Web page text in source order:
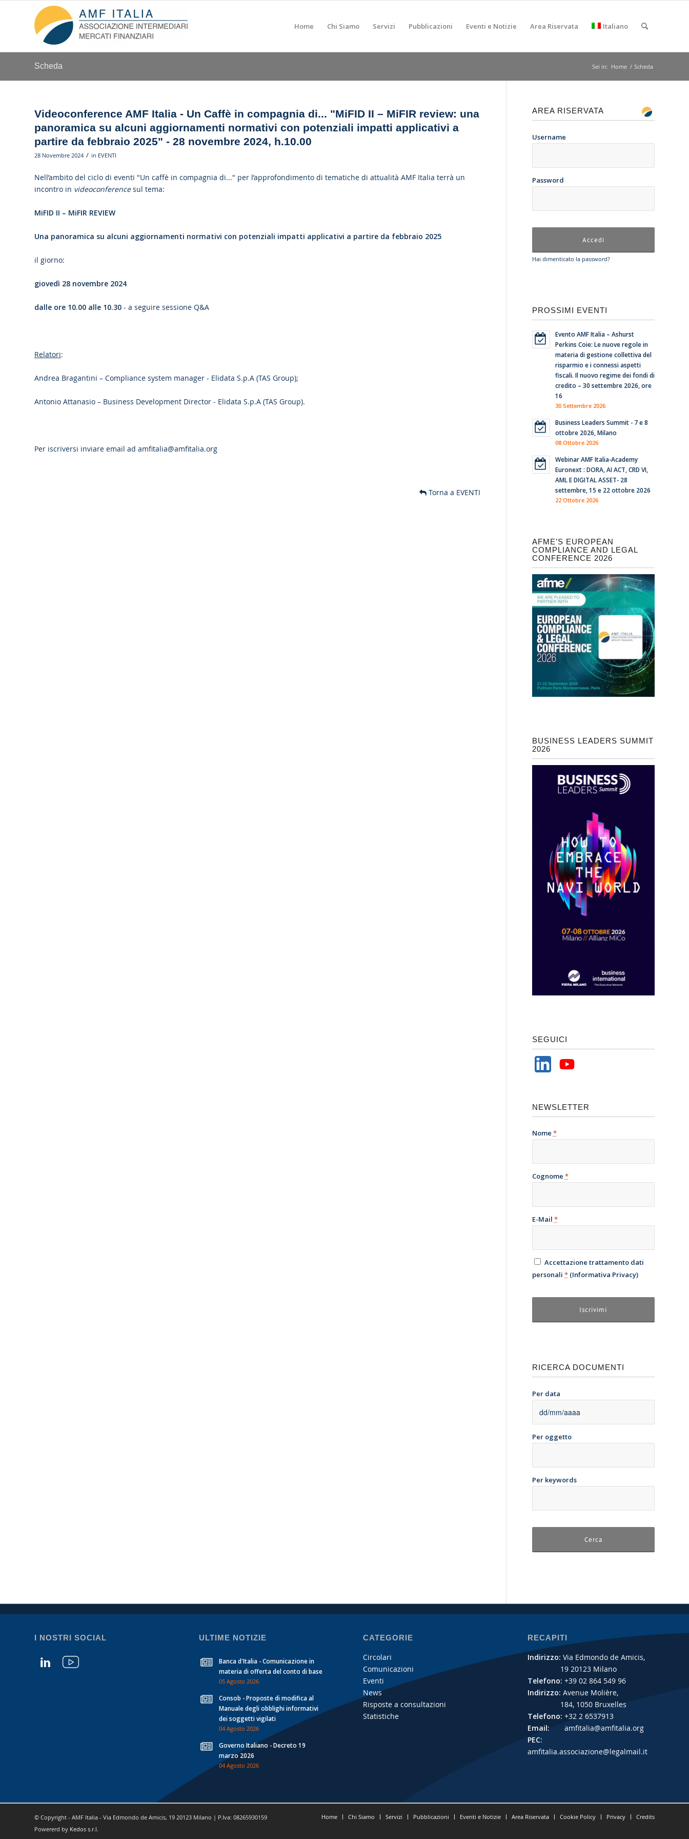
Home Chi Siamo Servizi Pubblicazioni Eventi e Notizie Area Riservata Italiano
Scheda Sei in: Home / Scheda
Videoconference AMF Italia - Un Caffè in compagnia di... "MiFID II – MiFIR review: una
panoramica su alcuni aggiornamenti normativi con potenziali impatti applicativi a
partire da febbraio 2025" - 28 novembre 2024, h.10.00
28 Novembre 2024 / in EVENTI
Nell’ambito del ciclo di eventi "Un caffè in compagnia di..." per l’approfondimento di tematiche di attualità AMF Italia terrà un
incontro in videoconferencesul tema:
MiFID II – MiFIR REVIEW
Una panoramica su alcuni aggiornamenti normativi con potenziali impatti applicativi a partire da febbraio 2025
il giorno:
giovedì 28 novembre 2024
dalle ore 10.00 alle 10.30 - a seguire sessione Q&A
Relatori:
Andrea Bragantini – Compliance system manager - Elidata S.p.A (TAS Group);
Antonio Attanasio – Business Development Director - Elidata S.p.A (TAS Group).
Per iscriversi inviare email ad amfitalia@amfitalia.org
Torna a EVENTI
AREA RISERVATA
Username
Password
Hai dimenticato la password?
PROSSIMI EVENTI
Evento AMF Italia – Ashurst
Perkins Coie: Le nuove regole in
materia di gestione collettiva del
risparmio e i connessi aspetti
fiscali. Il nuovo regime dei fondi di
credito – 30 settembre 2026, ore
16
30 Settembre 2026
Business Leaders Summit - 7 e 8
ottobre 2026, Milano
08 Ottobre 2026
Webinar AMF Italia-Academy
Euronext : DORA, AI ACT, CRD VI,
AML E DIGITAL ASSET- 28
settembre, 15 e 22 ottobre 2026
22 Ottobre 2026
AFME’S EUROPEAN
COMPLIANCE AND LEGAL
CONFERENCE 2026
BUSINESS LEADERS SUMMIT
2026
SEGUICI
NEWSLETTER
Nome *
Cognome *
E-Mail *
Accettazione trattamento dati
personali *(Informativa Privacy)
RICERCA DOCUMENTI
Per data
Per oggetto
Per keywords
I NOSTRI SOCIAL ULTIME NOTIZIE
Banca d'Italia - Comunicazione in
materia di offerta del conto di base
05 Agosto 2026
Consob - Proposte di modifica al
Manuale degli obblighi informativi
dei soggetti vigilati
04 Agosto 2026
Governo Italiano - Decreto 19
marzo 2026
04 Agosto 2026
CATEGORIE
Circolari
Comunicazioni
Eventi
News
Risposte a consultazioni
Statistiche
RECAPITI
Indirizzo: Via Edmondo de Amicis,
19 20123 Milano
Telefono: +39 02 864 549 96
Indirizzo: Avenue Molière,
184, 1050 Bruxelles
Telefono: +32 2 6537913
Email:
amfitalia@amfitalia.org
PEC:
amfitalia.associazione@legalmail.it
© Copyright - AMF Italia - Via Edmondo de Amicis, 19 20123 Milano | P.Iva: 08265930159
Powererd by Kedos s.r.l.
Home Chi Siamo Servizi Pubblicazioni Eventi e Notizie Area Riservata Cookie Policy Privacy Credits